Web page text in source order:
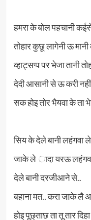
हमरा के बोल पहचानी
तोहार कुछू लागेनी ऊ
व्हाट्सप्प पर भेजा तानी
देदी आसानी से ऊ करी नहीं
सक होइ तोर भैयवा के ता
सिय के देले बानी
जाके ले ादा यरऊ
देले बानी दरजीआने से..
बहाना मत.. करा जाके लै
होइ पूछ्ताछ ता तू तार दिहा